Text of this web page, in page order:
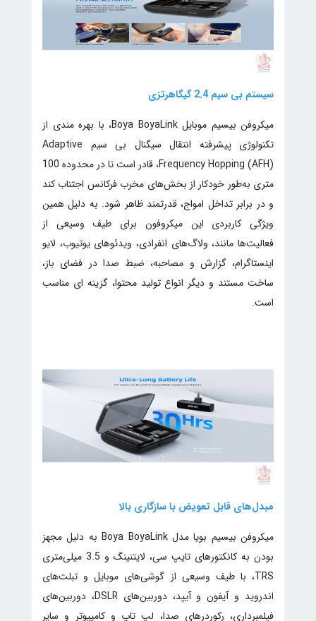
سیستم بی سیم 2.4 گیگاهرتزی
میکروفن بیسیم موبایل Boya BoyaLink، با بهره مندی از
تکنولوژی پیشرفته انتقال سیگنال بی سیم Adaptive
Frequency Hopping (AFH)، قادر است تا در محدوده 100
متری به‌طور خودکار از بخش‌های مخرب فرکانس اجتناب کند
و در برابر تداخل امواج، قدرتمند ظاهر شود. به دلیل همین
ویژگی کاربردی این میکروفون برای طیف وسیعی از
فعالیت‌ها مانند، ولاگ‌های انفرادی، ویدئوهای یوتیوب، لایو
اینستاگرام، گزارش و مصاحبه، ضبط صدا در فضای باز،
ساخت مستند و دیگر انواع تولید محتوا، گزینه ای مناسب
است.
مبدل‌های قابل تعویض با سازگاری بالا
میکروفن بیسیم بویا مدل Boya BoyaLink به دلیل مجهز
بودن به کانکتورهای تایپ سی، لایتنینگ و 3.5 میلی‌متری
TRS، با طیف وسیعی از گوشی‌های موبایل و تبلت‌های
اندروید و آیفون و آیپد، دوربین‌های DSLR، دوربین‌های
فیلمبرداری، رکوردرهای صدا، لپ تاپ و کامپیوتر و سایر